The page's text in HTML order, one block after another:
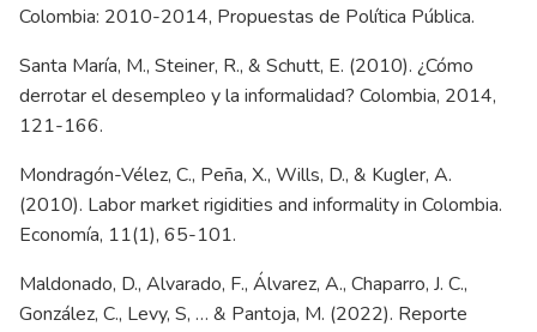
Colombia: 2010-2014, Propuestas de Política Pública.
Santa María, M., Steiner, R., & Schutt, E. (2010). ¿Cómo
derrotar el desempleo y la informalidad? Colombia, 2014,
121-166.
Mondragón-Vélez, C., Peña, X., Wills, D., & Kugler, A.
(2010). Labor market rigidities and informality in Colombia.
Economía, 11(1), 65-101.
Maldonado, D., Alvarado, F., Álvarez, A., Chaparro, J. C.,
González, C., Levy, S, … & Pantoja, M. (2022). Reporte